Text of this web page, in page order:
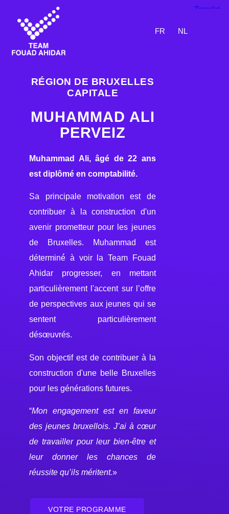
FR NL
RÉGION DE BRUXELLES
CAPITALE
MUHAMMAD ALI
PERVEIZ
Muhammad Ali, âgé de 22 ans
est diplômé en comptabilité.
Sa principale motivation est de
contribuer à la construction d'un
avenir prometteur pour les jeunes
de Bruxelles. Muhammad est
déterminé́ à voir la Team Fouad
Ahidar progresser, en mettant
particulièrement l'accent sur l’offre
de perspectives aux jeunes qui se
sentent particulièrement
désœuvrés.
Son objectif est de contribuer à la
construction d'une belle Bruxelles
pour les générations futures.
“Mon engagement est en faveur
des jeunes bruxellois. J’ai à cœur
de travailler pour leur bien-être et
leur donner les chances de
réussite qu’ils méritent.»
VOTRE PROGRAMME